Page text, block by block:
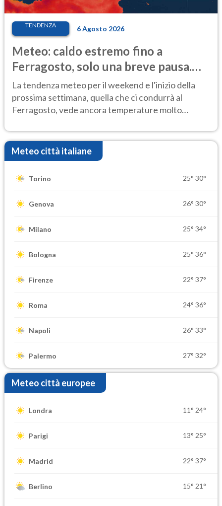
TENDENZA 6 Agosto 2026
Meteo: caldo estremo fino a
Ferragosto, solo una breve pausa.
Ecco dove
La tendenza meteo per il weekend e l'inizio della
prossima settimana, quella che ci condurrà al
Ferragosto, vede ancora temperature molto
Meteo città italiane
Torino 25° 30°
Genova 26° 30°
Milano 25° 34°
Bologna 25° 36°
Firenze 22° 37°
Roma 24° 36°
Napoli 26° 33°
Palermo 27° 32°
Meteo città europee
Londra 11° 24°
Parigi 13° 25°
Madrid 22° 37°
Berlino 15° 21°